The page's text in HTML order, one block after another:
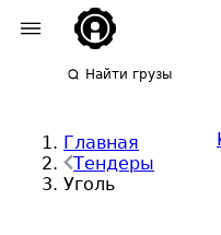
Найти грузы
Главная
Тендеры
Уголь